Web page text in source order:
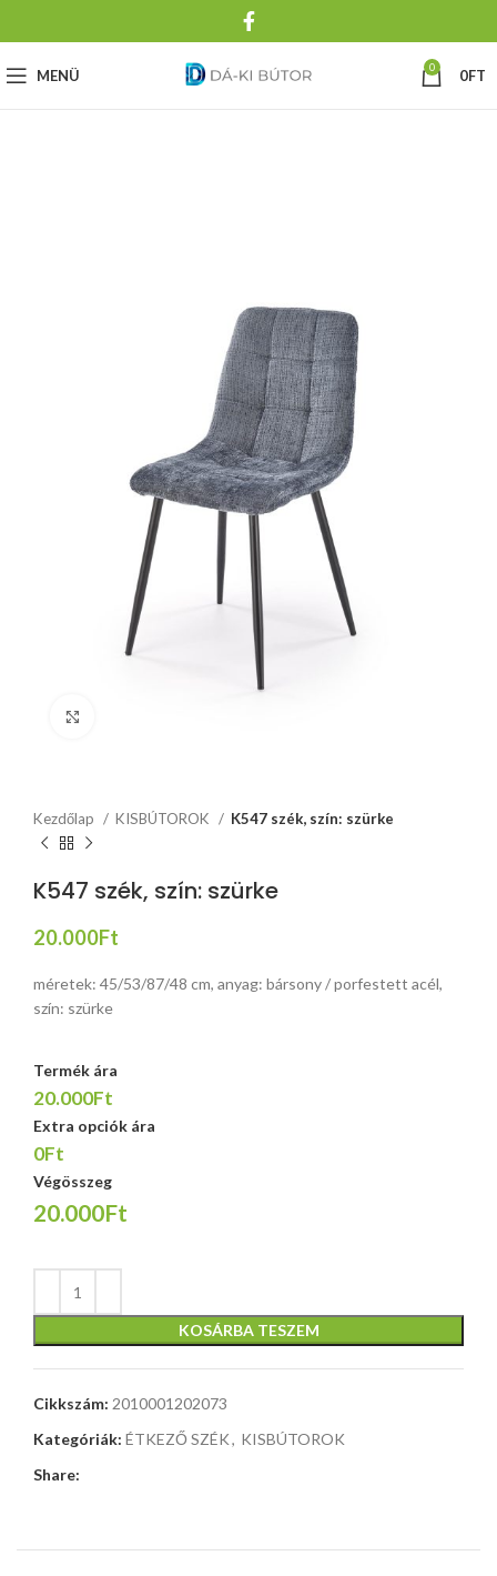
MENÜ 0 0FT
Kezdőlap KISBÚTOROK K547 szék, szín: szürke
K547 szék, szín: szürke
20.000Ft
méretek: 45/53/87/48 cm, anyag: bársony / porfestett acél,
szín: szürke
Termék ára
20.000Ft
Extra opciók ára
0Ft
Végösszeg
20.000Ft
KOSÁRBA TESZEM
Cikkszám: 2010001202073
Kategóriák: ÉTKEZŐ SZÉK, KISBÚTOROK
Share: